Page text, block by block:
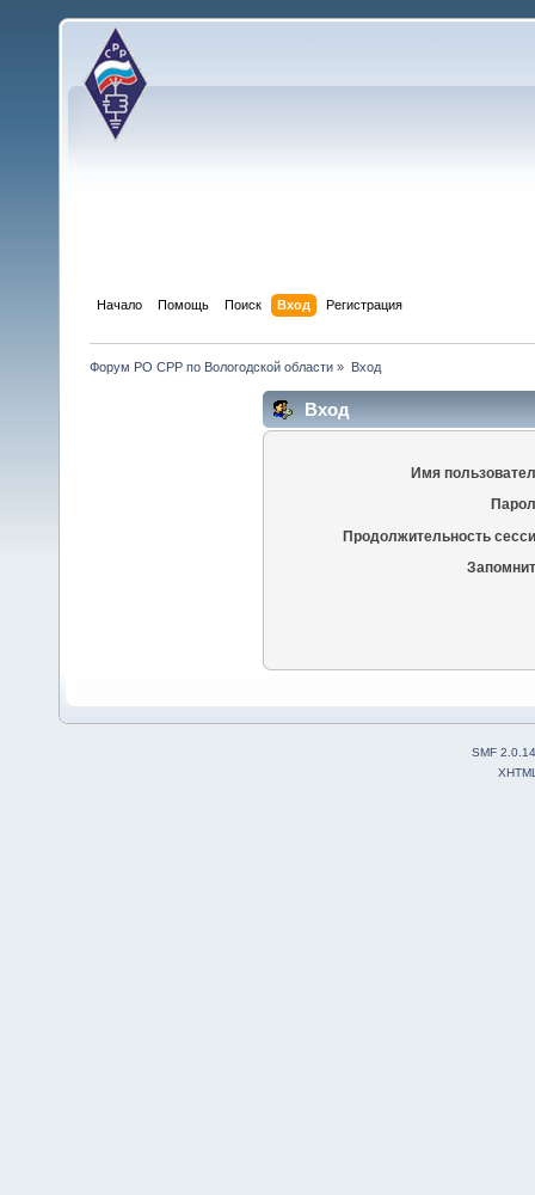
Начало Помощь Поиск Вход Регистрация
Форум РО СРР по Вологодской области » Вход
Вход
Имя
Продолжительность
SMF 2.0.14